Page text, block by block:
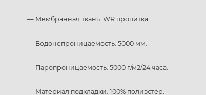
— Мембранная ткань. WR пропитка.
— Водонепроницаемость: 5000 мм.
— Паропроницаемость: 5000 г/м2/24 часа.
— Материал подкладки: 100% полиэстер.